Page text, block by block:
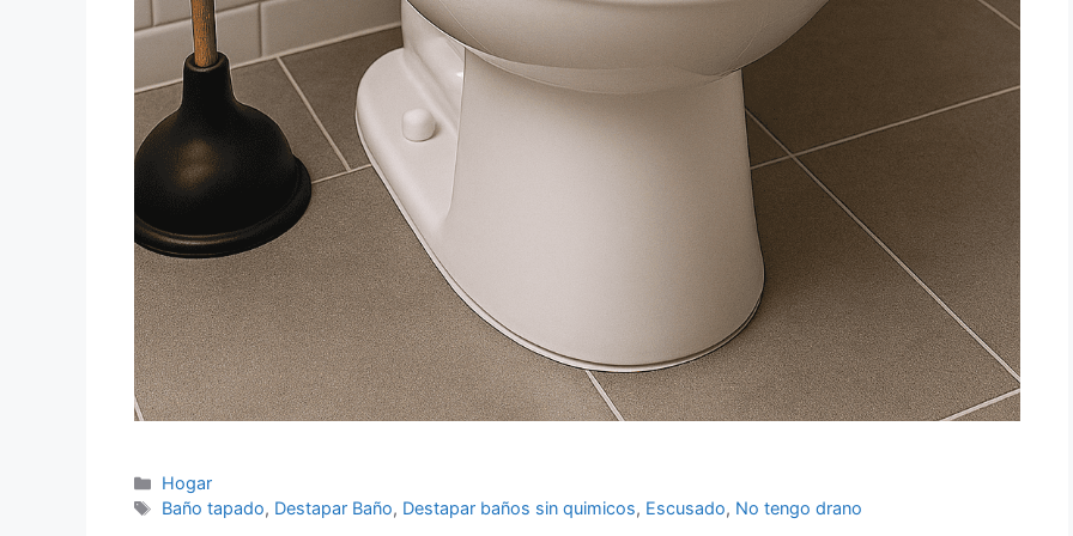
Categorías
Hogar
Etiquetas
Baño tapado, Destapar Baño, Destapar baños sin quimicos, Escusado, No tengo drano